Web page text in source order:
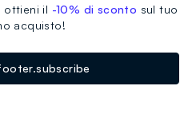
ottieni il -10% di sconto sul tuo
acquisto!